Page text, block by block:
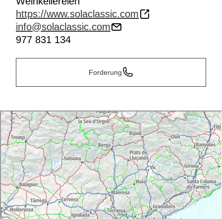
https://www.solaclassic.com
info@solaclassic.com
977 831 134
Forderung